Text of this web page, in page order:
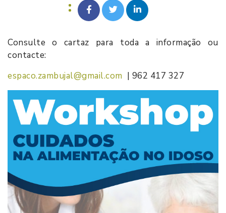
Consulte o cartaz para toda a informação ou
contacte:
espaco.zambujal@gmail.com | 962 417 327